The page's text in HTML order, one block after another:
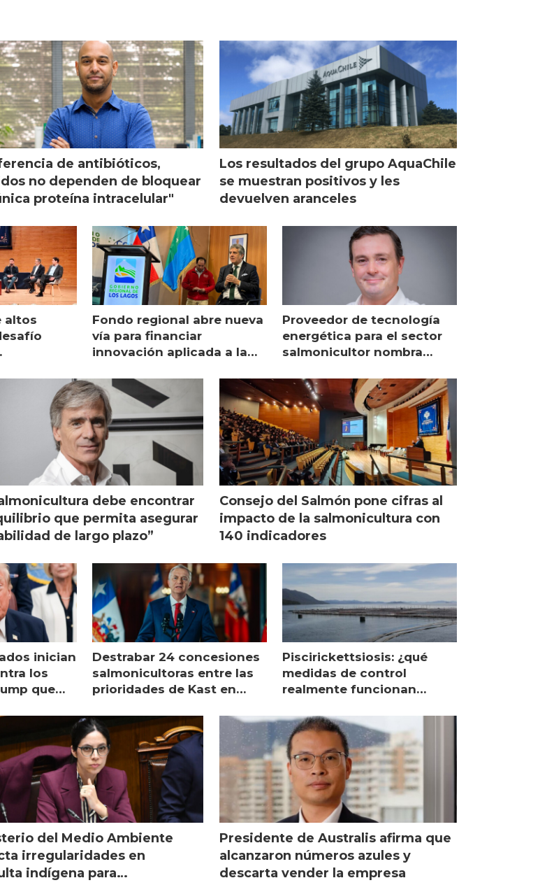
de antibióticos,
no dependen de bloquear
proteína intracelular"
Los resultados del grupo AquaChile
se muestran positivos y les
devuelven aranceles
altos
Fondo regional abre nueva
vía para financiar
innovación aplicada a la
Proveedor de tecnología
energética para el sector
salmonicultor nombra
debe encontrar
que permita asegurar
de largo plazo”
Consejo del Salmón pone cifras al
impacto de la salmonicultura con
140 indicadores
inician
los
que
Destrabar 24 concesiones
salmonicultoras entre las
prioridades de Kast en
Piscirickettsiosis: ¿qué
medidas de control
realmente funcionan
del Medio Ambiente
irregularidades en
indígena para
Presidente de Australis afirma que
alcanzaron números azules y
descarta vender la empresa